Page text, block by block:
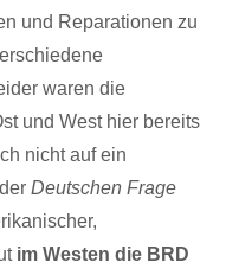
und Reparationen zu
waren die
und West hier bereits
nicht auf ein
Deutschen Frage
im Westen die BRD